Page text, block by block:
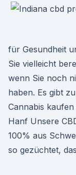
für Gesundheit
Sie vielleicht
wenn Sie noch
haben. Es gibt
Cannabis
Hanf Unsere
100% aus
so gezüchtet,